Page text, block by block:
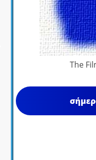
The